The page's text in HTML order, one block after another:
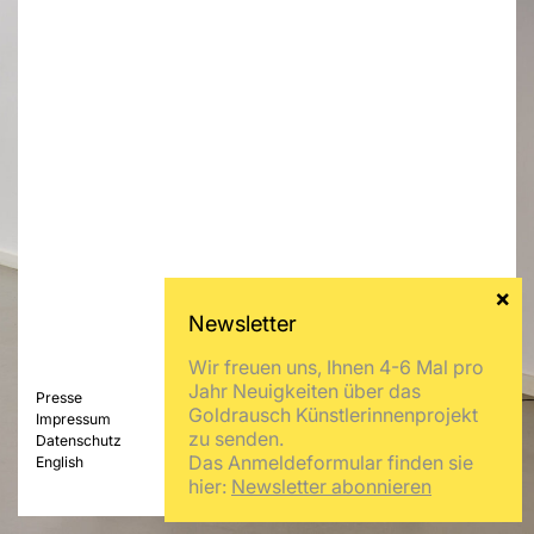
Presse
Impressum
Datenschutz
English
Wir freuen uns, Ihnen 4-6 Mal pro
Jahr Neuigkeiten über das
Goldrausch Künstlerinnenprojekt
zu senden.
Das Anmeldeformular finden sie
hier: Newsletter abonnieren